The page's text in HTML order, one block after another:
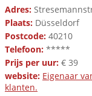
Adres:
Plaats: Düsseldorf
Postcode: 40210
Telefoon: *****
Prijs per uur: € 39
website: Eigenaar
klanten.